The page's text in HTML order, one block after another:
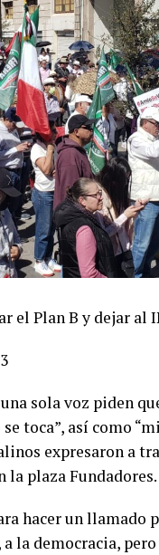
el Plan B y dejar al
sola voz piden
toca”, así como
expresaron a
la plaza Fundadores.
hacer un llamado
la democracia,